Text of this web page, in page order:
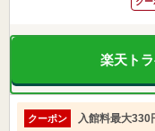
楽天ト
クーポン 入館料最大330